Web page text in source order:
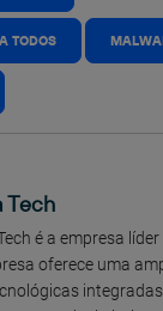
TODOS
Tech
é a empresa
oferece uma